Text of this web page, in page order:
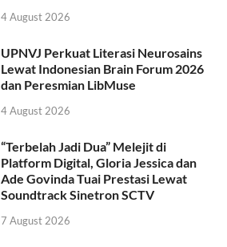
4 August 2026
UPNVJ Perkuat Literasi Neurosains
Lewat Indonesian Brain Forum 2026
dan Peresmian LibMuse
4 August 2026
“Terbelah Jadi Dua” Melejit di
Platform Digital, Gloria Jessica dan
Ade Govinda Tuai Prestasi Lewat
Soundtrack Sinetron SCTV
7 August 2026